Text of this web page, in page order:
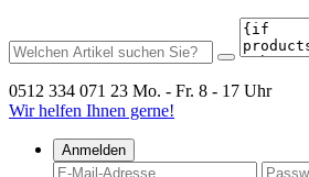
0512 334 071 23 Mo. - Fr. 8 - 17 Uhr
Wir helfen Ihnen gerne!
Anmelden